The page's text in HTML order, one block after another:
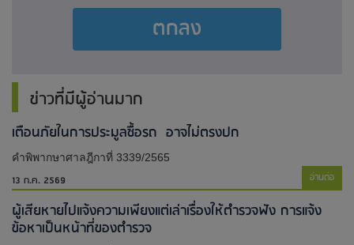
ตกลง
ข่าวที่มีผู้อ่านมาก
เตือนภัยในการประมูลซื้อรถ อาจไม่ตรงปก
คำพิพากษาศาลฎีกาที่ 3339/2565
13 ก.ค. 2569 อ่านต่อ
ผู้เสียหายไปแจ้งความเพียงแต่เล่าเรื่องให้ตำรวจฟัง การแจ้ง
ข้อหาเป็นหน้าที่ของตำรวจ